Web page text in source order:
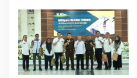
Pramuka Jadi Duta
Karakter dan Kebanggaan
Daerah